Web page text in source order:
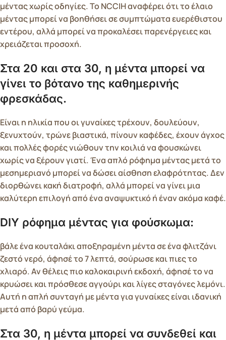
μέντας χωρίς οδηγίες. Το NCCIH αναφέρει ότι το έλαιο
μέντας μπορεί να βοηθήσει σε συμπτώματα ευερέθιστου
εντέρου, αλλά μπορεί να προκαλέσει παρενέργειες και
χρειάζεται προσοχή.
Στα 20 και στα 30, η μέντα μπορεί να
γίνει το βότανο της καθημερινής
φρεσκάδας.
Είναι η ηλικία που οι γυναίκες τρέχουν, δουλεύουν,
ξενυχτούν, τρώνε βιαστικά, πίνουν καφέδες, έχουν άγχος
και πολλές φορές νιώθουν την κοιλιά να φουσκώνει
χωρίς να ξέρουν γιατί. Ένα απλό ρόφημα μέντας μετά το
μεσημεριανό μπορεί να δώσει αίσθηση ελαφρότητας. Δεν
διορθώνει κακή διατροφή, αλλά μπορεί να γίνει μια
καλύτερη επιλογή από ένα αναψυκτικό ή έναν ακόμα καφέ.
DIY ρόφημα μέντας για φούσκωμα:
βάλε ένα κουταλάκι αποξηραμένη μέντα σε ένα φλιτζάνι
ζεστό νερό, άφησέ το 7 λεπτά, σούρωσε και πιες το
χλιαρό. Αν θέλεις πιο καλοκαιρινή εκδοχή, άφησέ το να
κρυώσει και πρόσθεσε αγγούρι και λίγες σταγόνες λεμόνι.
Αυτή η απλή συνταγή με μέντα για γυναίκες είναι ιδανική
μετά από βαρύ γεύμα.
Στα 30, η μέντα μπορεί να συνδεθεί και